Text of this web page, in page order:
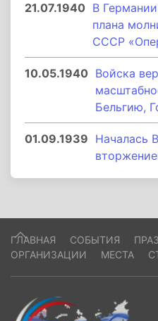
21.07.1940 В
плана
СССР
10.05.1940 Войска
Бельгию,
01.09.1939 Началась
ГЛАВНАЯ СОБЫТИЯ
ОРГАНИЗАЦИИ
МЕСТА